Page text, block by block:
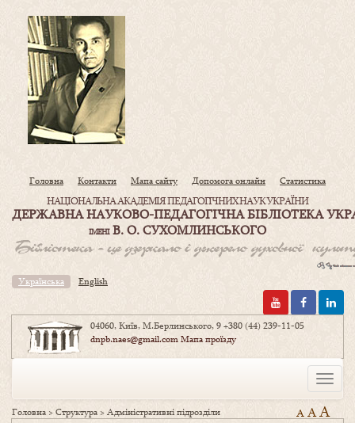
Головна Контакти Мапа сайту Допомога онлайн Статистика
НАЦІОНАЛЬНА АКАДЕМІЯ ПЕДАГОГІЧНИХ НАУК УКРАЇНИ
ДЕРЖАВНА НАУКОВО-ПЕДАГОГІЧНА БІБЛІОТЕКА
ІМЕНІВ. О. СУХОМЛИНСЬКОГО
Українська English
04060, Київ, М.Берлинського, 9+380 (44) 239-11-05
dnpb.naes@gmail.comМапа проїзду
Toggle
Головна >Структура >Адміністративні підрозділи A AA